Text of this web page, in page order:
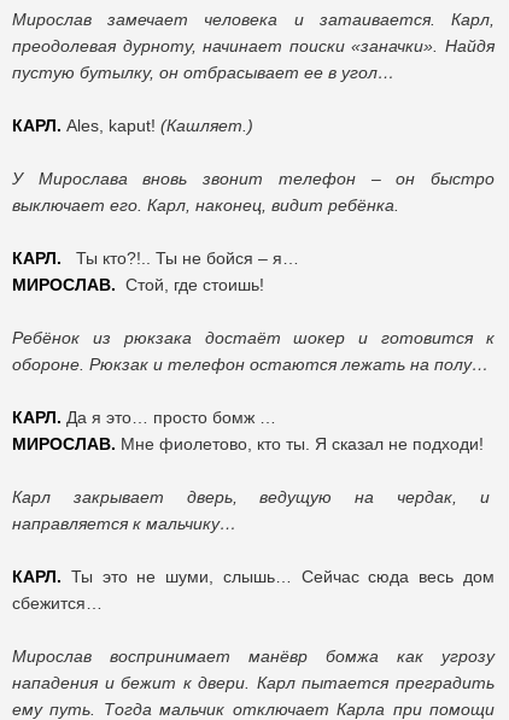
Мирослав замечает человека и затаивается. Карл,
преодолевая дурноту, начинает поиски «заначки». Найдя
пустую бутылку, он отбрасывает ее в угол…
КАРЛ. Ales, kaput! (Кашляет.)
У Мирослава вновь звонит телефон – он быстро
выключает его. Карл, наконец, видит ребёнка.
КАРЛ. Ты кто?!.. Ты не бойся – я…
МИРОСЛАВ. Стой, где стоишь!
Ребёнок из рюкзака достаёт шокер и готовится к
обороне. Рюкзак и телефон остаются лежать на полу…
КАРЛ. Да я это… просто бомж …
МИРОСЛАВ. Мне фиолетово, кто ты. Я сказал не подходи!
Карл закрывает дверь, ведущую на чердак, и
направляется к мальчику…
КАРЛ. Ты это не шуми, слышь… Сейчас сюда весь дом
сбежится…
Мирослав воспринимает манёвр бомжа как угрозу
нападения и бежит к двери. Карл пытается преградить
ему путь. Тогда мальчик отключает Карла при помощи